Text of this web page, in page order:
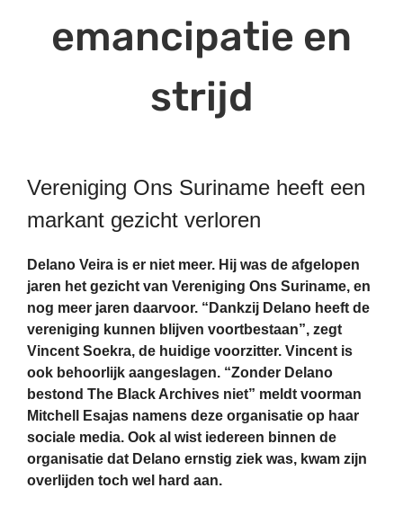
emancipatie en
strijd
Vereniging Ons Suriname heeft een
markant gezicht verloren
Delano Veira is er niet meer. Hij was de afgelopen
jaren het gezicht van Vereniging Ons Suriname, en
nog meer jaren daarvoor. “Dankzij Delano heeft de
vereniging kunnen blijven voortbestaan”, zegt
Vincent Soekra, de huidige voorzitter. Vincent is
ook behoorlijk aangeslagen. “Zonder Delano
bestond The Black Archives niet” meldt voorman
Mitchell Esajas namens deze organisatie op haar
sociale media. Ook al wist iedereen binnen de
organisatie dat Delano ernstig ziek was, kwam zijn
overlijden toch wel hard aan.